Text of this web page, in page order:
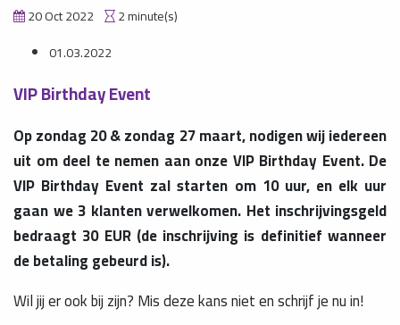
20 Oct 2022
2 minute(s)
01.03.2022
VIP Birthday Event
Op zondag 20 & zondag 27 maart, nodigen wij iedereen
uit om deel te nemen aan onze VIP Birthday Event. De
VIP Birthday Event zal starten om 10 uur, en elk uur
gaan we 3 klanten verwelkomen. Het inschrijvingsgeld
bedraagt 30 EUR (de inschrijving is definitief wanneer
de betaling gebeurd is).
Wil jij er ook bij zijn? Mis deze kans niet en schrijf je nu in!